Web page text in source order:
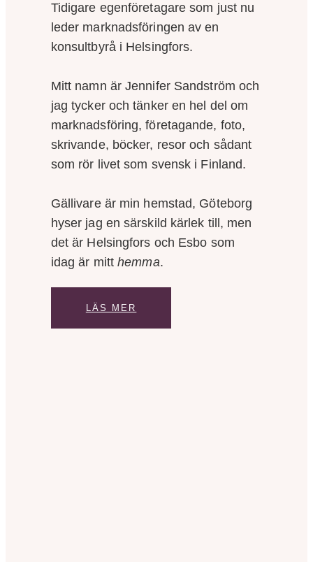
Tidigare egenföretagare som just nu
leder marknadsföringen av en
konsultbyrå i Helsingfors.
Mitt namn är Jennifer Sandström och
jag tycker och tänker en hel del om
marknadsföring, företagande, foto,
skrivande, böcker, resor och sådant
som rör livet som svensk i Finland.
Gällivare är min hemstad, Göteborg
hyser jag en särskild kärlek till, men
det är Helsingfors och Esbo som
idag är mitthemma.
LÄS MER